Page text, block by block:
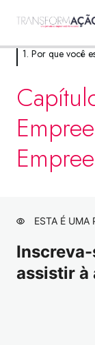
Capítulo 1.1 |
social?
Capítulo 1.2 |
social?
Live 1 | Por
Capítulo 2.1 |
Empreendedor
1. Por que você
ESTA É UMA
assistir à